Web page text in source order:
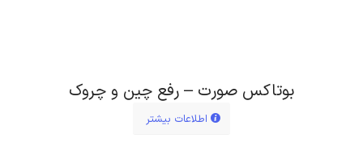
بوتاکس صورت – رفع چین و چروک
اطلاعات بیشتر